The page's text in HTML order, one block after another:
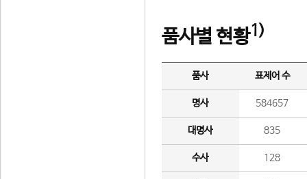
품사별 현황1)
품사 표제어 수
명사 584657
대명사 835
수사 128